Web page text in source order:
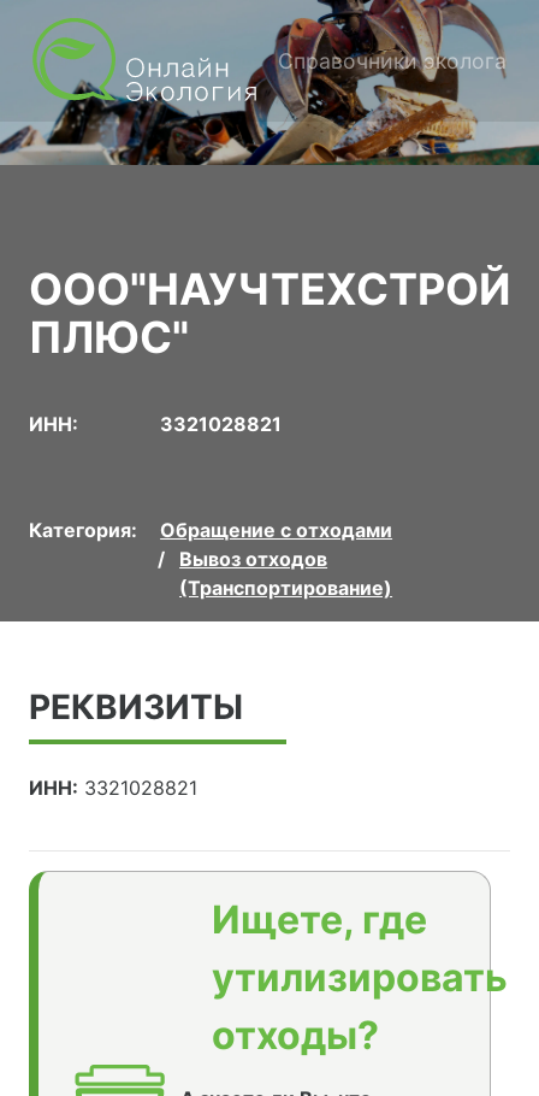
Справочники эколога
ООО"НАУЧТЕХСТРОЙ
ПЛЮС"
ИНН: 3321028821
Категория:
Обращение с отходами
Вывоз отходов
(Транспортирование)
РЕКВИЗИТЫ
ИНН: 3321028821
Ищете, где
утилизировать
отходы?